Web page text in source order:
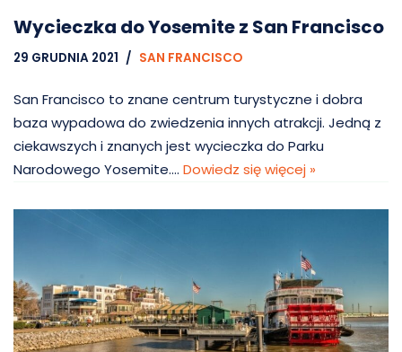
Wycieczka do Yosemite z San Francisco
29 GRUDNIA 2021 SAN FRANCISCO
San Francisco to znane centrum turystyczne i dobra
baza wypadowa do zwiedzenia innych atrakcji. Jedną z
ciekawszych i znanych jest wycieczka do Parku
Narodowego Yosemite.… Dowiedz się więcej »